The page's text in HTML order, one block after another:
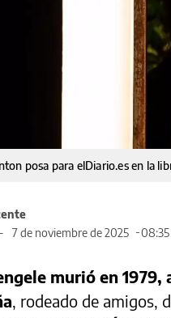
posa para elDiario.es en la
7 de noviembre de 2025 08:35
murió en 1979,
, rodeado de amigos,